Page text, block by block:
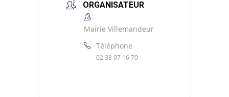
ORGANISATEUR
Mairie Villemandeur
Téléphone
02 38 07 16 70